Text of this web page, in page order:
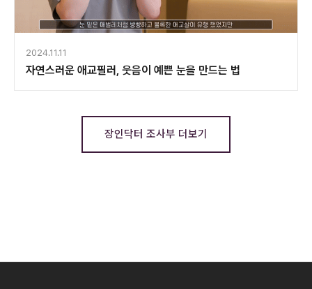
2024.11.11
자연스러운 애교필러, 웃음이 예쁜 눈을 만드는 법
장인닥터 조사부 더보기